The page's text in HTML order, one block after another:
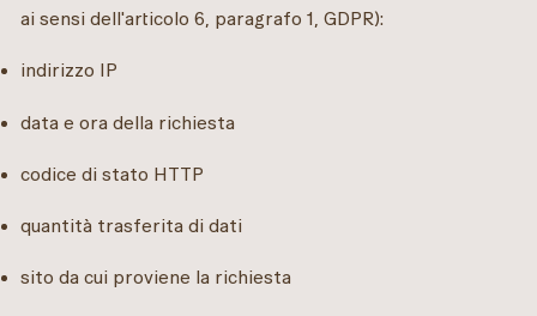
ai sensi dell'articolo 6, paragrafo 1, GDPR):
indirizzo IP
data e ora della richiesta
codice di stato HTTP
quantità trasferita di dati
sito da cui proviene la richiesta